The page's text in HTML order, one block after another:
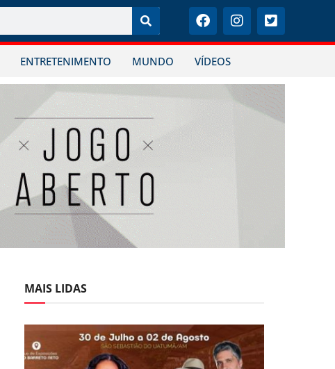
ENTRETENIMENTO MUNDO VÍDEOS
MAIS LIDAS